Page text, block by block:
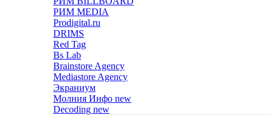
РИМ MEDIA
Prodigital.ru
DRIMS
Red Tag
Bs Lab
Brainstore Agency
Mediastore Agency
Экраниум
Молния Инфо new
Decoding new